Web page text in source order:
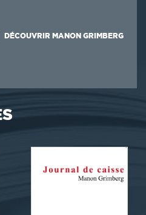
DÉCOUVRIR MANON GRIMBERG